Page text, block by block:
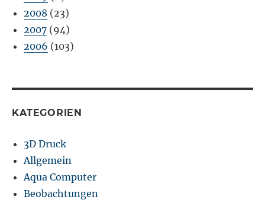
2008 (23)
2007 (94)
2006 (103)
KATEGORIEN
3D Druck
Allgemein
Aqua Computer
Beobachtungen